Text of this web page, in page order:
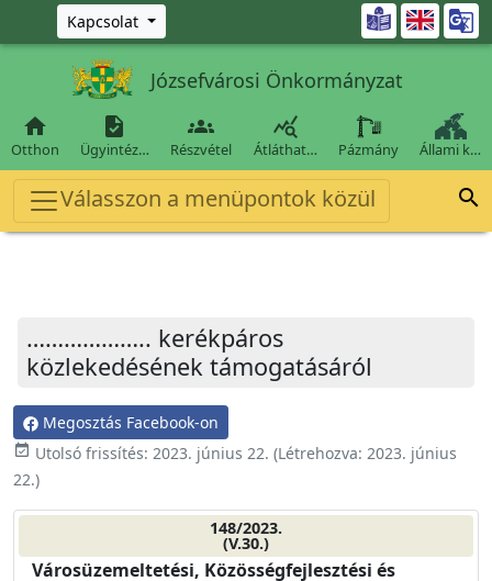
Ugrás a fő tartalomra
Kapcsolat 
Józsefvárosi Önkormányzat

Otthon

Ügyintéz…

Részvétel

Átláthat… Pázmány Állami k…
Válasszon a menüpontok közül 
……………….. kerékpáros
közlekedésének támogatásáról
Megosztás Facebook-on
event_available Utolsó frissítés: 2023. június 22. (Létrehozva: 2023. június
22.)
148/2023.
(V.30.)
Városüzemeltetési, Közösségfejlesztési és